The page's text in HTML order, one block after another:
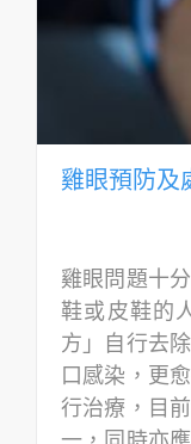
雞眼預防及
雞眼問題十
鞋或皮鞋的
方」自行去
口感染，更
行治療，目